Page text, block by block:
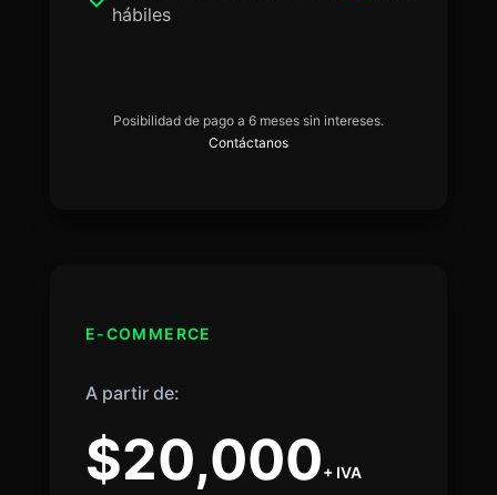
hábiles
Posibilidad de pago a 6 meses sin intereses.
Contáctanos
E-COMMERCE
A partir de:
$20,000+ IVA